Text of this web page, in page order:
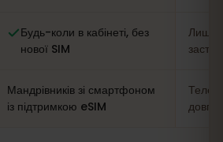
Будь-коли в кабінеті, без
нової SIM
Лише
Мандрівників зі смартфоном
із підтримкою eSIM